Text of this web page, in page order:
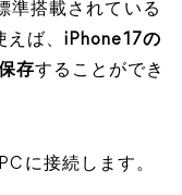
準搭載されている
ば、 iPhone17の
存することができ
に接続します。